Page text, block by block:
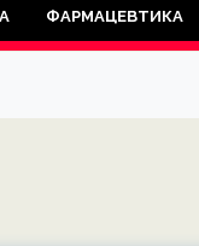
ФАРМАЦЕВТИКА